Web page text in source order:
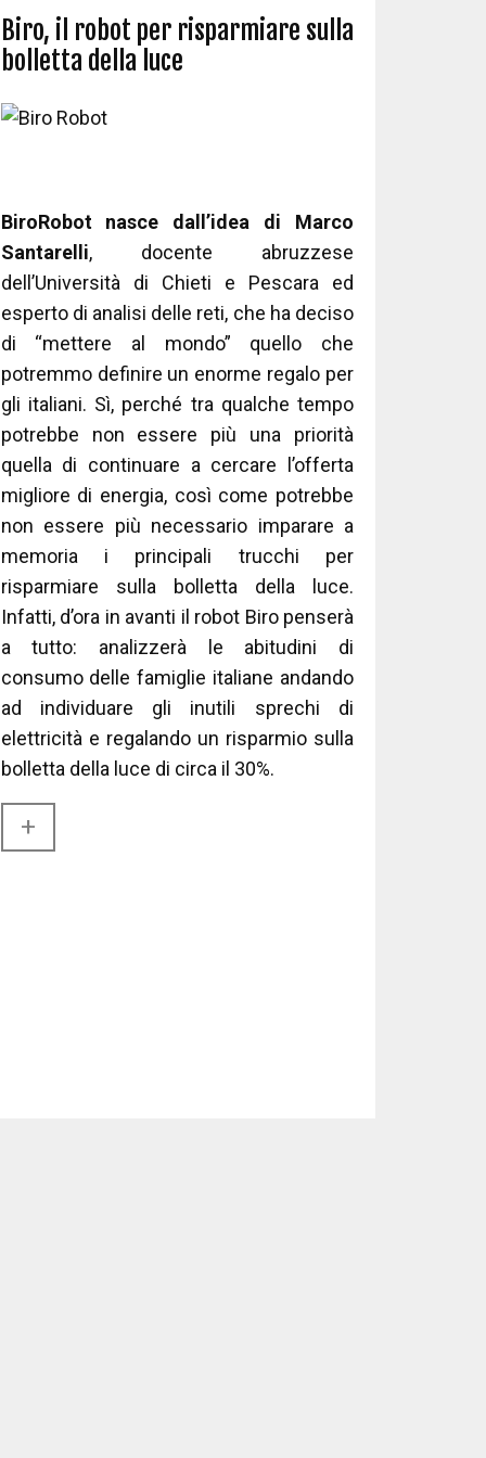
Biro, il robot per risparmiare sulla
bolletta della luce
BiroRobot nasce dall’idea di Marco
Santarelli, docente abruzzese
dell’Università di Chieti e Pescara ed
esperto di analisi delle reti, che ha deciso
di “mettere al mondo” quello che
potremmo definire un enorme regalo per
gli italiani. Sì, perché tra qualche tempo
potrebbe non essere più una priorità
quella di continuare a cercare l’offerta
migliore di energia, così come potrebbe
non essere più necessario imparare a
memoria i principali trucchi per
risparmiare sulla bolletta della luce.
Infatti, d’ora in avanti il robot Biro penserà
a tutto: analizzerà le abitudini di
consumo delle famiglie italiane andando
ad individuare gli inutili sprechi di
elettricità e regalando un risparmio sulla
bolletta della luce di circa il 30%.
+​